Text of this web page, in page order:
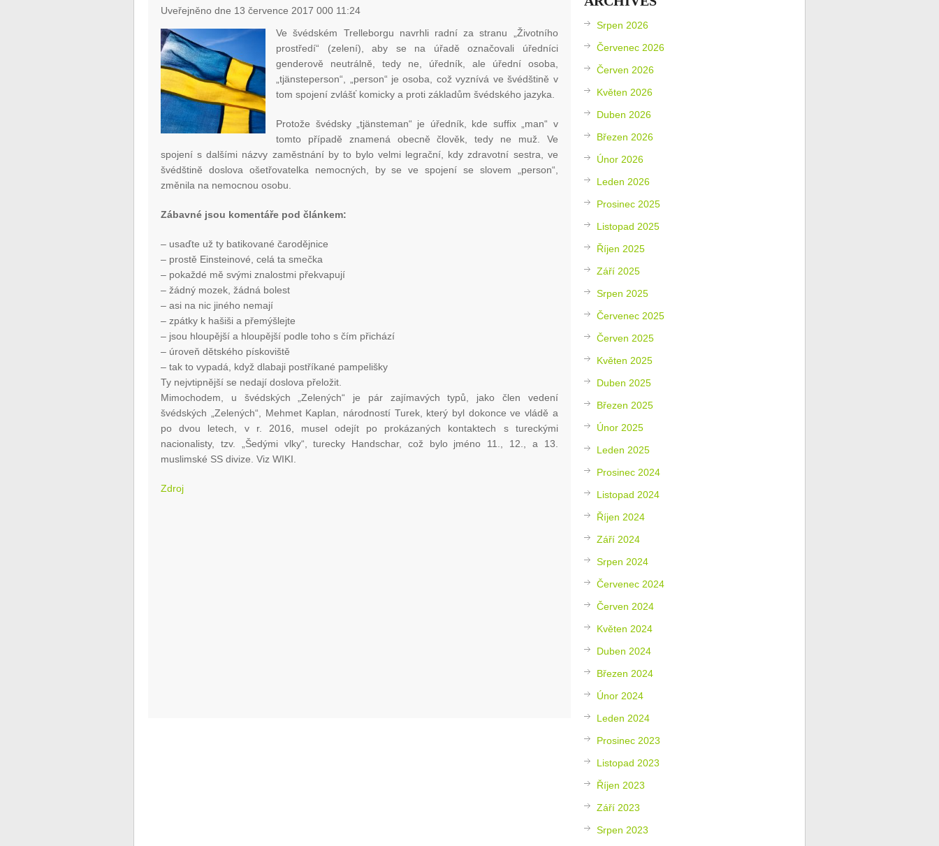
Uveřejněno dne 13 července 2017 000 11:24
Ve švédském Trelleborgu navrhli radní za stranu „Životního
prostředí“ (zelení), aby se na úřadě označovali úředníci
genderově neutrálně, tedy ne, úředník, ale úřední osoba,
„tjänsteperson“, „person“ je osoba, což vyznívá ve švédštině v
tom spojení zvlášť komicky a proti základům švédského jazyka.
Protože švédsky „tjänsteman“ je úředník, kde suffix „man“ v
tomto případě znamená obecně člověk, tedy ne muž. Ve
spojení s dalšími názvy zaměstnání by to bylo velmi legrační, kdy zdravotní sestra, ve
švédštině doslova ošetřovatelka nemocných, by se ve spojení se slovem „person“,
změnila na nemocnou osobu.
Zábavné jsou komentáře pod článkem:
– usaďte už ty batikované čarodějnice
– prostě Einsteinové, celá ta smečka
– pokaždé mě svými znalostmi překvapují
– žádný mozek, žádná bolest
– asi na nic jiného nemají
– zpátky k hašiši a přemýšlejte
– jsou hloupější a hloupější podle toho s čím přichází
– úroveň dětského pískoviště
– tak to vypadá, když dlabaji postříkané pampelišky
Ty nejvtipnější se nedají doslova přeložit.
Mimochodem, u švédských „Zelených“ je pár zajímavých typů, jako člen vedení
švédských „Zelených“, Mehmet Kaplan, národností Turek, který byl dokonce ve vládě a
po dvou letech, v r. 2016, musel odejít po prokázaných kontaktech s tureckými
nacionalisty, tzv. „Šedými vlky“, turecky Handschar, což bylo jméno 11., 12., a 13.
muslimské SS divize. Viz WIKI.
Zdroj
Srpen 2026
Červenec 2026
Červen 2026
Květen 2026
Duben 2026
Březen 2026
Únor 2026
Leden 2026
Prosinec 2025
Listopad 2025
Říjen 2025
Září 2025
Srpen 2025
Červenec 2025
Červen 2025
Květen 2025
Duben 2025
Březen 2025
Únor 2025
Leden 2025
Prosinec 2024
Listopad 2024
Říjen 2024
Září 2024
Srpen 2024
Červenec 2024
Červen 2024
Květen 2024
Duben 2024
Březen 2024
Únor 2024
Leden 2024
Prosinec 2023
Listopad 2023
Říjen 2023
Září 2023
Srpen 2023